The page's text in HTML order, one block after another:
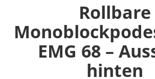
Rollbare
EMG 68 –
hinten